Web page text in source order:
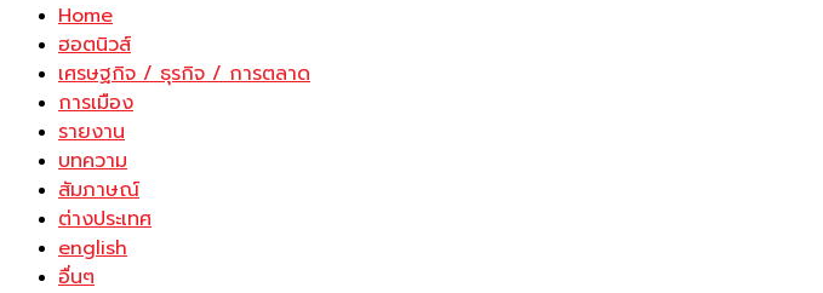
Home
ฮอตนิวส์
เศรษฐกิจ / ธุรกิจ / การตลาด
การเมือง
รายงาน
บทความ
สัมภาษณ์
ต่างประเทศ
english
อื่นๆ